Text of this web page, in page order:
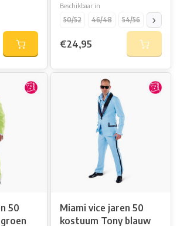
Beschikbaar in
50/52
46/48 54/56 58/60
€24,95
50
Miami vice jaren 50
kostuum Tony blauw